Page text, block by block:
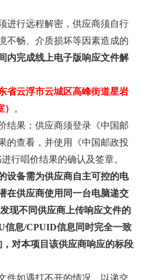
进行远程解密，供应商须自行
不畅、介质损坏等因素造成的
内完成线上电子版响应文件解
省云浮市云城区高峰街道星岩
。
结果：供应商须登录《中国邮
的查看，并使用《中国邮政投
行唱价结果的确认及签章。
设备需为供应商自主可控的电
在供应商使用同一台电脑递交
现不同供应商上传响应文件的
信息/CPUID信息同时完全一致
对本项目该供应商响应的标段
件如遇打不开的情况，以递交